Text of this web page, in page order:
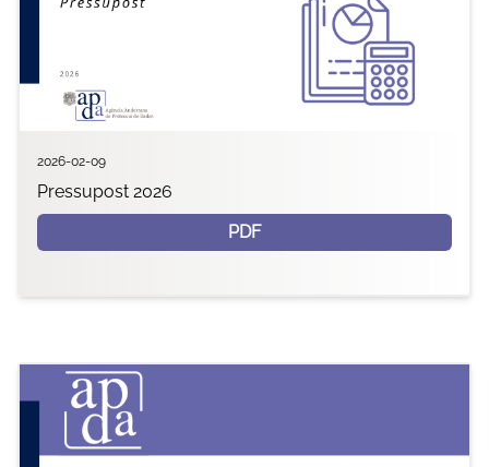
2026-02-09
Pressupost 2026
PDF